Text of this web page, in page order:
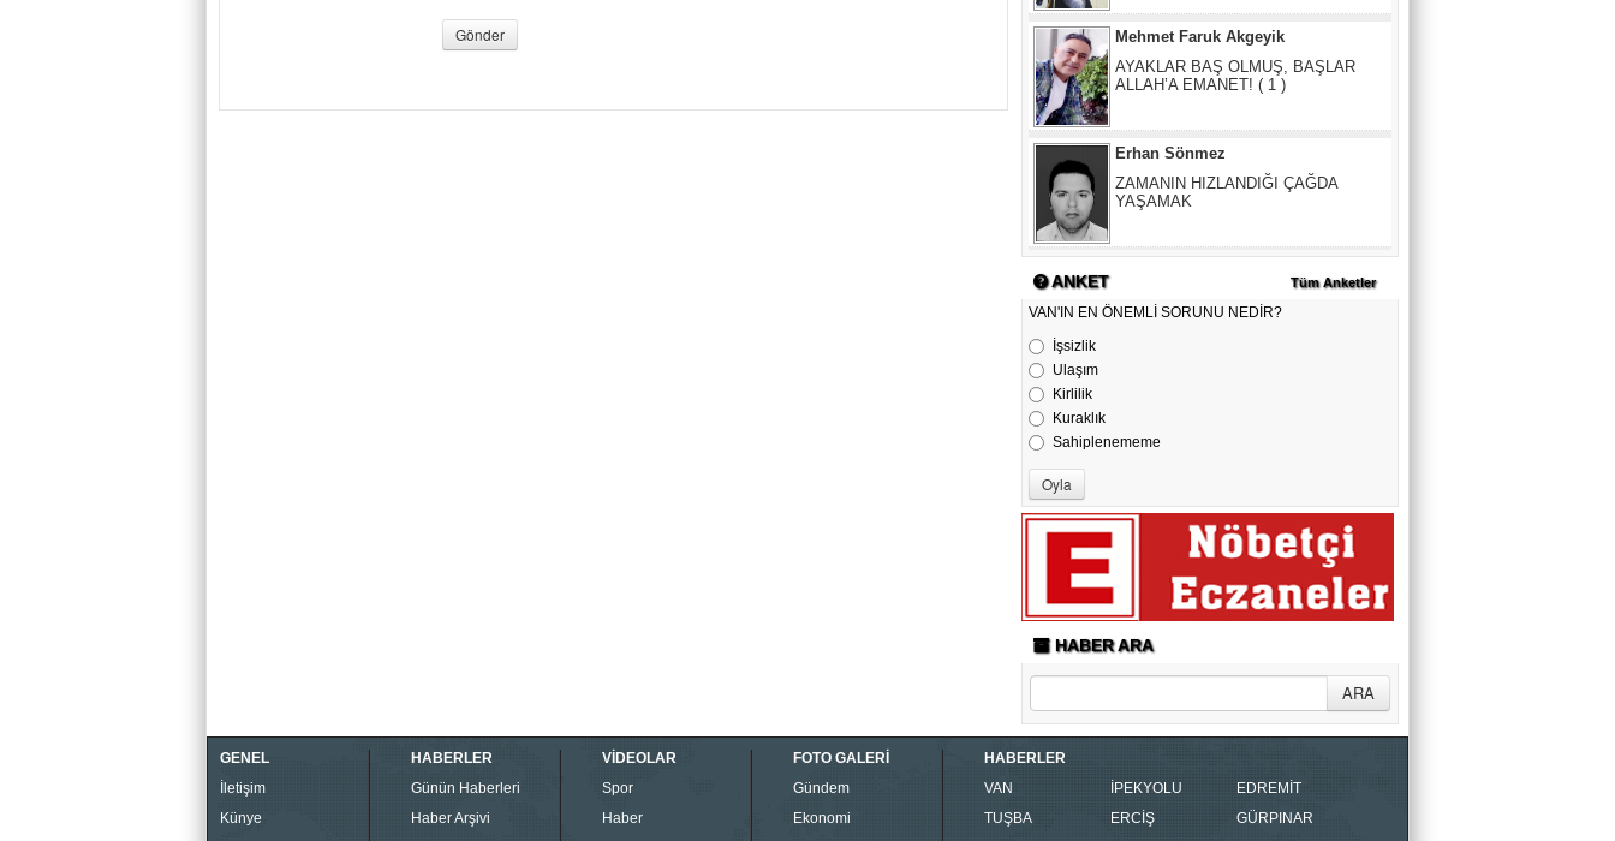
Erhan Sönmez
ZAMANIN HIZLANDIĞI ÇAĞDA
Ediz Servan Erdinç - Şiir
VAN DESTANI
Mehmet Faruk Akgeyik
ZAMANIN HIZLANDIĞI ÇAĞDA
ANKET Tüm Anketler
VAN'IN EN ÖNEMLİ SORUNU NEDİR?
İşsizlik
Ulaşım
Kirlilik
Kuraklık
Sahiplenememe
HABER ARA
GENEL
İletişim
Künye
HABERLER
Günün Haberleri
Haber Arşivi
VİDEOLAR
Spor
Haber
FOTO GALERİ
Gündem
Ekonomi
HABERLER
VAN
İPEKYOLU
EDREMİT
TUŞBA
ERCİŞ
GÜRPINAR